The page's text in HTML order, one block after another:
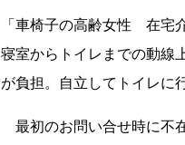
「車椅子の高齢女性 在宅
寝室からトイレまでの動線
が負担。自立してトイレに
最初のお問い合せ時に不